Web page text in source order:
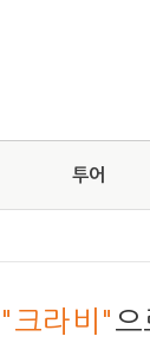
투어
"크라비" 으